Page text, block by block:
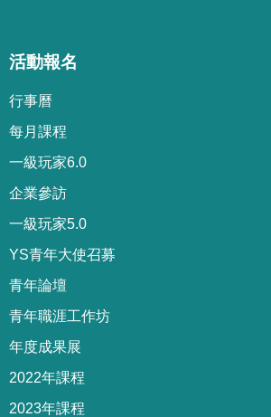
活動報名
行事曆
每月課程
一級玩家6.0
企業參訪
一級玩家5.0
YS青年大使召募
青年論壇
青年職涯工作坊
年度成果展
2022年課程
2023年課程